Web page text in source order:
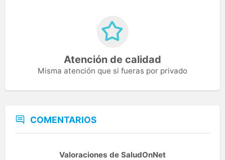
Atención de calidad
Misma atención que si fueras por privado
COMENTARIOS
Valoraciones de SaludOnNet